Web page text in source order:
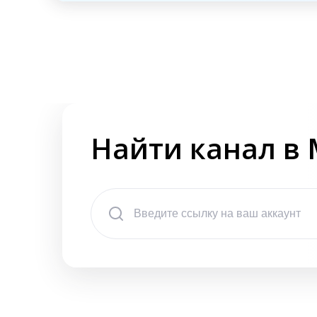
Найти канал в